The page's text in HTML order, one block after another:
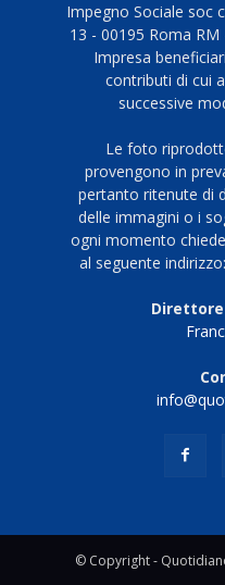
Impegno Sociale soc
13 - 00195 Roma
Impresa
contributi di cui
successive
Le foto
provengono in
pertanto ritenute di
delle immagini o i
ogni momento
al seguente
Direttore
© Copyright -